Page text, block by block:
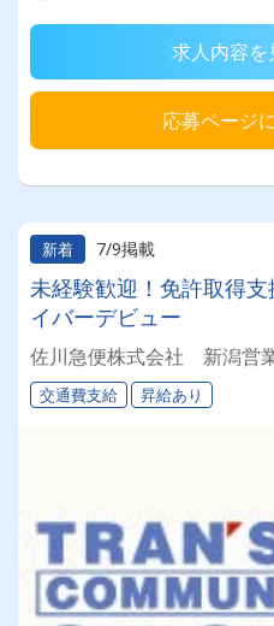
求人内容を
応募ページ
新着 7/9掲載
未経験歓迎！免許取得
イバーデビュー
佐川急便株式会社 新潟営
交通費支給 昇給あり